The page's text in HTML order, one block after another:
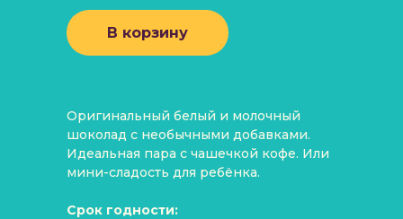
В корзину
Оригинальный белый и молочный
шоколад с необычными добавками.
Идеальная пара с чашечкой кофе. Или
мини-сладость для ребёнка.
Срок годности: